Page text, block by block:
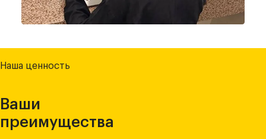
Наша ценность
Ваши
преимущества